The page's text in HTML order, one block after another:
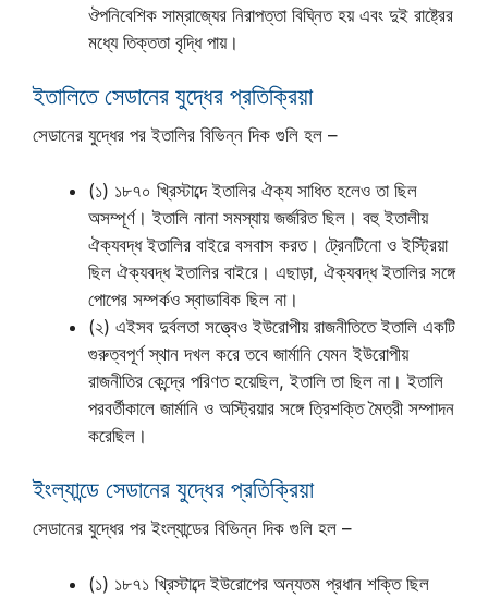
ঔপনিবেশিক সাম্রাজ্যের নিরাপত্তা বিঘ্নিত হয় এবং দুই রাষ্ট্রের
মধ্যে তিক্ততা বৃদ্ধি পায়।
ইতালিতে সেডানের যুদ্ধের প্রতিক্রিয়া
সেডানের যুদ্ধের পর ইতালির বিভিন্ন দিক গুলি হল –
(১) ১৮৭০ খ্রিস্টাব্দে ইতালির ঐক্য সাধিত হলেও তা ছিল
অসম্পূর্ণ। ইতালি নানা সমস্যায় জর্জরিত ছিল। বহু ইতালীয়
ঐক্যবদ্ধ ইতালির বাইরে বসবাস করত। ট্রেনটিনো ও ইস্ট্রিয়া
ছিল ঐক্যবদ্ধ ইতালির বাইরে। এছাড়া, ঐক্যবদ্ধ ইতালির সঙ্গে
পোপের সম্পর্কও স্বাভাবিক ছিল না।
(২) এইসব দুর্বলতা সত্ত্বেও ইউরোপীয় রাজনীতিতে ইতালি একটি
গুরুত্বপূর্ণ স্থান দখল করে তবে জার্মানি যেমন ইউরোপীয়
রাজনীতির কেন্দ্রে পরিণত হয়েছিল, ইতালি তা ছিল না। ইতালি
পরবর্তীকালে জার্মানি ও অস্ট্রিয়ার সঙ্গে ত্রিশক্তি মৈত্রী সম্পাদন
করেছিল।
ইংল্যান্ডে সেডানের যুদ্ধের প্রতিক্রিয়া
সেডানের যুদ্ধের পর ইংল্যান্ডের বিভিন্ন দিক গুলি হল –
(১) ১৮৭১ খ্রিস্টাব্দে ইউরোপের অন্যতম প্রধান শক্তি ছিল